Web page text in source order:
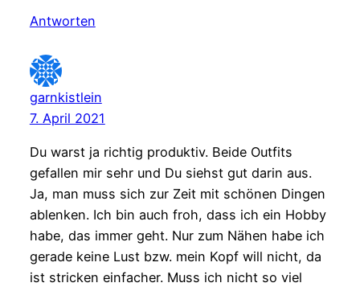
Antworten
garnkistlein
7. April 2021
Du warst ja richtig produktiv. Beide Outfits
gefallen mir sehr und Du siehst gut darin aus.
Ja, man muss sich zur Zeit mit schönen Dingen
ablenken. Ich bin auch froh, dass ich ein Hobby
habe, das immer geht. Nur zum Nähen habe ich
gerade keine Lust bzw. mein Kopf will nicht, da
ist stricken einfacher. Muss ich nicht so viel